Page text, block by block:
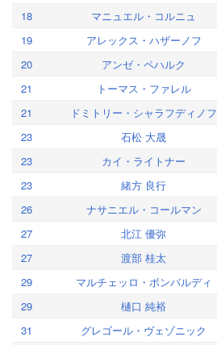
18
マニュエル・コルニュ
19
アレックス・ハザーノフ
20
アンゼ・ペハルク
21
トーマス・ファレル
21
ドミトリー・シャラフディノフ
23
石松 大晟
23
カイ・ライトナー
23
緒方 良行
26
ナサニエル・コールマン
27
北江 優弥
27
渡部 桂太
29
マルチェッロ・ボンバルディ
29
樋口 純裕
31
グレゴール・ヴェゾニック